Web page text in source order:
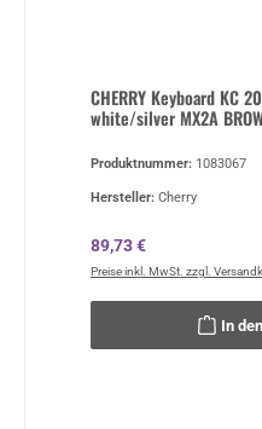
CHERRY Keyboard KC
white/silver MX2A
Produktnummer: 1083067
Hersteller: Cherry
Regulärer Preis:
89,73 €
Preise inkl. MwSt. zzgl.
In